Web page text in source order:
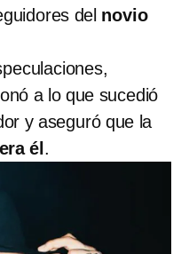
del novio
a lo que sucedió
y aseguró que la
él .